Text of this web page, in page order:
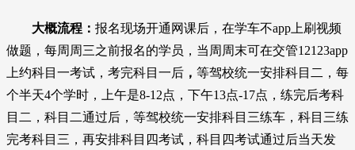
大概流程： 报名现场开通网课后，在学车不app上刷视频
做题，每周周三之前报名的学员，当周周末可在交管12123app
上约科目一考试，考完科目一后 ， 等驾校统一安排科目二，每
个半天4个学时，上午是8-12点，下午13点-17点，练完后考科
目二，科目二通过后，等驾校统一安排科目三练车，科目三练
完考科目三，再安排科目四考试，科目四考试通过后当天发